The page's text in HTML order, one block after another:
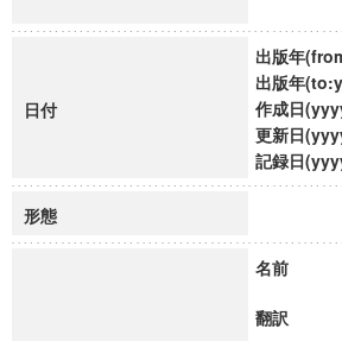
日付
出版年
出版年
作成日
更新日
記録日
形態
名前
翻訳